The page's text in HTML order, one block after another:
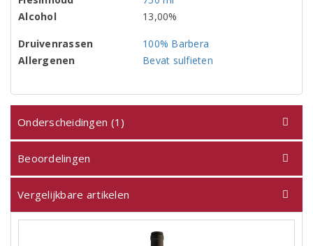
Alcohol
13,00%
Druivenrassen
100% Barbera
Allergenen
Bevat sulfieten
Onderscheidingen (1)
Beoordelingen
Vergelijkbare artikelen